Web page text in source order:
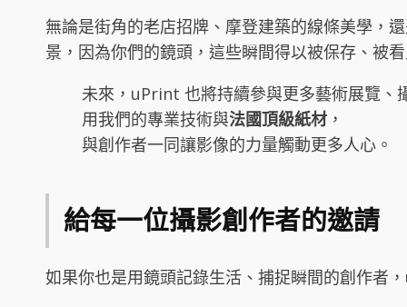
無論是街角的老店招牌、摩登建築的線條美學，
景，因為你們的鏡頭，這些瞬間得以被保存、被
未來，uPrint 也將持續參與更多藝術展覽、
用我們的專業技術與法國頂級紙材 ，
與創作者一同讓影像的力量觸動更多人心。
給每一位攝影創作者的邀請
如果你也是用鏡頭記錄生活、捕捉瞬間的創作者